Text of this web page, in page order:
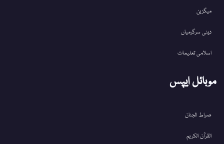
میگزین
دینی سرگرمیاں
اسلامی تعلیمات
موبائل ایپس
صراط الجنان
القرآن الکریم